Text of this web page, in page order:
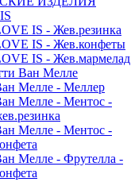
IS - Жев.резинка
IS - Жев.конфеты
IS - Жев.мармелад
Ван Мелле
Мелле - Меллер
Мелле - Ментос -
Мелле - Ментос -
Мелле - Фрутелла -